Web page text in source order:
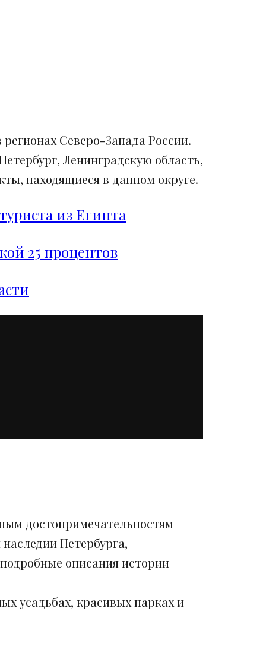
Северо-Запада России.
Ленинградскую область,
находящиеся в данном округе.
из Египта
25 процентов
достопримечательностям
Петербурга,
описания истории
усадьбах, красивых парках и